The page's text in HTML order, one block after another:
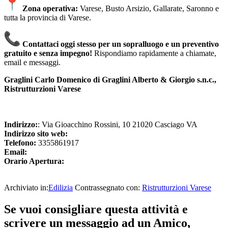
Zona operativa: Varese, Busto Arsizio, Gallarate, Saronno e
tutta la provincia di Varese.
Contattaci oggi stesso per un sopralluogo e un preventivo
gratuito e senza impegno! Rispondiamo rapidamente a chiamate,
email e messaggi.
Graglini Carlo Domenico di Graglini Alberto & Giorgio s.n.c.,
Ristrutturzioni Varese
Indirizzo:: Via Gioacchino Rossini, 10 21020 Casciago VA
Indirizzo sito web:
Telefono: 3355861917
Email:
Orario Apertura:
Archiviato in:Edilizia Contrassegnato con: Ristrutturzioni Varese
Se vuoi consigliare questa attività e
scrivere un messaggio ad un Amico,